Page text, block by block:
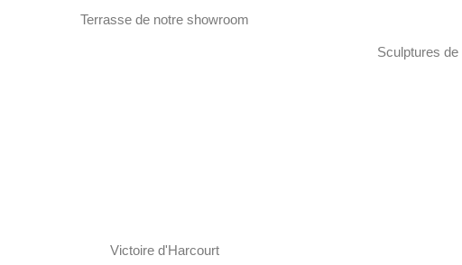
Terrasse de notre showroom
Victoire d'Harcourt
Sculptures